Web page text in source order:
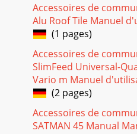
Accessoires de
Alu Roof Tile Manuel
(1 pages)
Accessoires de
SlimFeed Universal-
Vario m Manuel
(2 pages)
Accessoires de
SATMAN 45 Manual